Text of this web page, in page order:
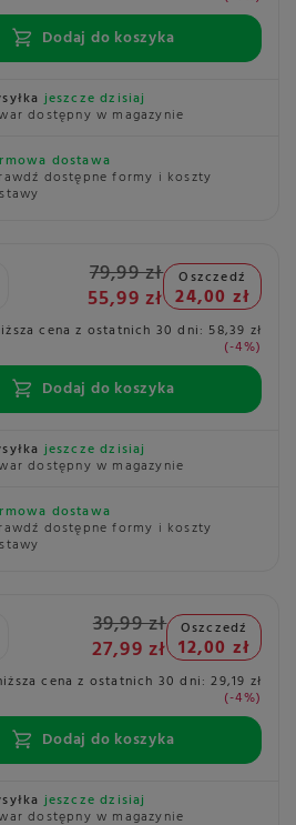
Dodaj do koszyka
jeszcze dzisiaj
dostępny w magazynie
dostawa
dostępne formy i koszty
79,99 zł
55,99 zł
Oszczedź
24,00 zł
cena z ostatnich 30 dni: 58,39 zł
-4%
Dodaj do koszyka
jeszcze dzisiaj
dostępny w magazynie
dostawa
dostępne formy i koszty
39,99 zł
27,99 zł
Oszczedź
12,00 zł
cena z ostatnich 30 dni:29,19 zł
-4%
Dodaj do koszyka
jeszcze dzisiaj
dostępny w magazynie